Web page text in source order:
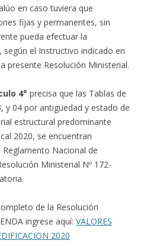
en caso tuviera que
fijas y permanentes, sin
pueda efectuar la
el Instructivo indicado en
presente Resolución Ministerial.
4° precisa que las Tablas de
y 04 por antigüedad y estado de
estructural predominante
2020, se encuentran
Nacional de
Ministerial Nº 172-
de la Resolución
ingrese aquí: VALORES
2020